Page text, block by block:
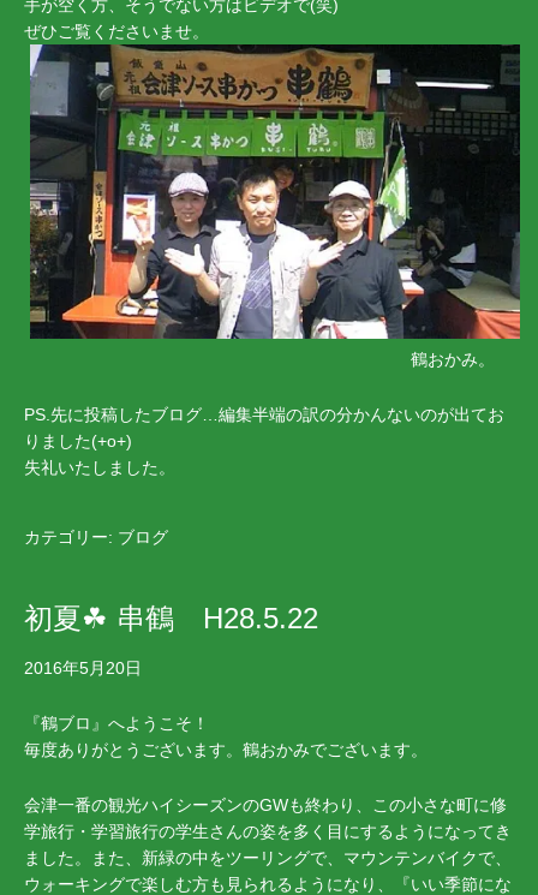
手が空く方、そうでない方はビデオで(笑)
ぜひご覧くださいませ。
鶴おかみ。
PS.先に投稿したブログ…編集半端の訳の分かんないのが出てお
りました(+o+)
失礼いたしました。
カテゴリー: ブログ
初夏☘ 串鶴 H28.5.22
2016年5月20日
『鶴ブロ』へようこそ！
毎度ありがとうございます。鶴おかみでございます。
会津一番の観光ハイシーズンのGWも終わり、この小さな町に修
学旅行・学習旅行の学生さんの姿を多く目にするようになってき
ました。また、新緑の中をツーリングで、マウンテンバイクで、
ウォーキングで楽しむ方も見られるようになり、『いい季節にな